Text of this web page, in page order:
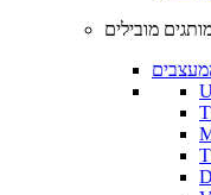
מובילים